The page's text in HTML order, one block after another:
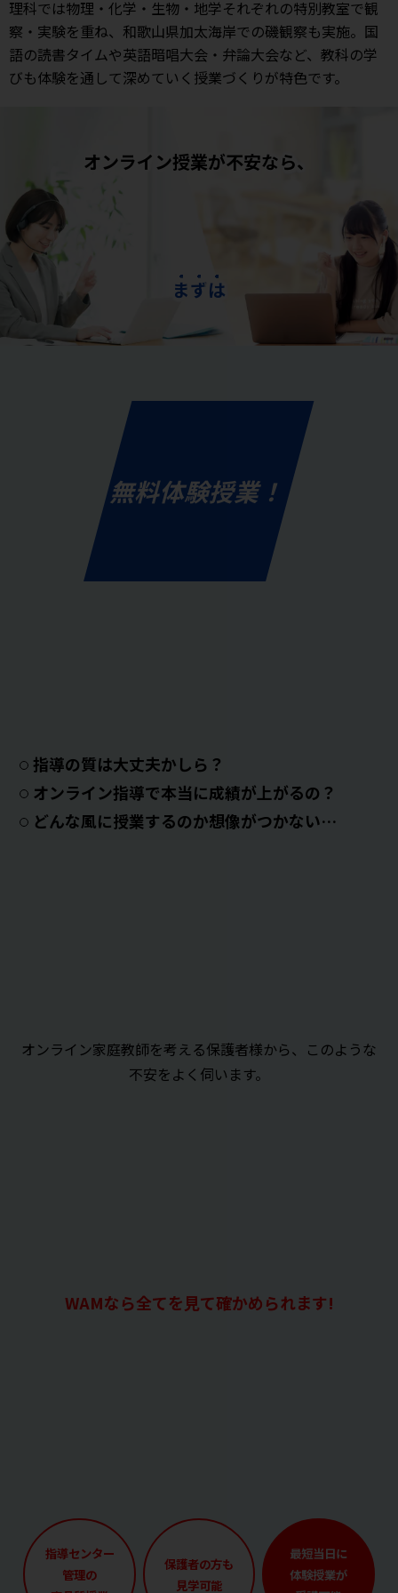
理科では物理・化学・生物・地学それぞれの特別教室で観
察・実験を重ね、和歌山県加太海岸での磯観察も実施。国
語の読書タイムや英語暗唱大会・弁論大会など、教科の学
びも体験を通して深めていく授業づくりが特色です。
オンライン授業が不安なら、
まず は
無料体験授業！
指導の質は大丈夫かしら？
オンライン指導で本当に成績が上がるの？
どんな風に授業するのか想像がつかない…
オンライン家庭教師を考える保護者様から、このような
不安をよく伺います。
WAMなら全てを見て確かめられます!
指導センター
管理の
保護者の方も
見学可能
最短当日に
体験授業が